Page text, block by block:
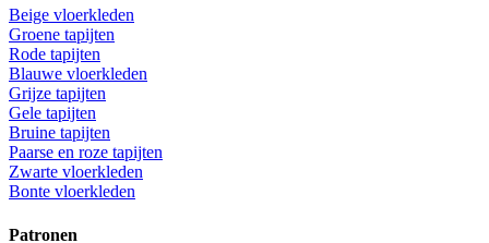
Beige vloerkleden
Groene tapijten
Rode tapijten
Blauwe vloerkleden
Grijze tapijten
Gele tapijten
Bruine tapijten
Paarse en roze tapijten
Zwarte vloerkleden
Bonte vloerkleden
Patronen